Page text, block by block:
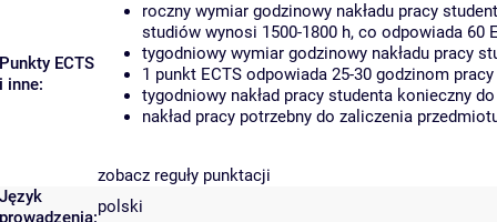
Punkty ECTS
i inne:
roczny wymiar godzinowy nakładu pracy
studiów wynosi 1500-1800 h, co odpowiada 60
tygodniowy wymiar godzinowy nakładu pracy
1 punkt ECTS odpowiada 25-30 godzinom
tygodniowy nakład pracy studenta konieczny
nakład pracy potrzebny do zaliczenia
zobacz reguły punktacji
Język
prowadzenia:
polski